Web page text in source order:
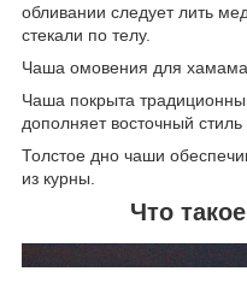
обливании следует лить
стекали по телу.
Чаша омовения для
Чаша покрыта
дополняет восточный стиль
Толстое дно чаши
из курны.
Что